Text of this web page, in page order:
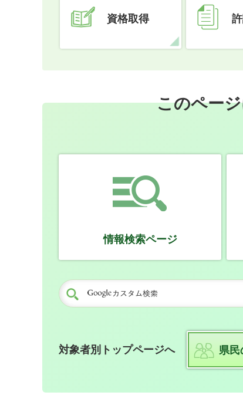
資格取得
このペー
情報検索ページ
対象者別トップページへ 県民